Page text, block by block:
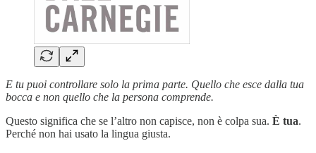
E tu puoi controllare solo la prima parte. Quello che esce dalla tua
bocca e non quello che la persona comprende.
Questo significa che se l’altro non capisce, non è colpa sua. È tua.
Perché non hai usato la lingua giusta.